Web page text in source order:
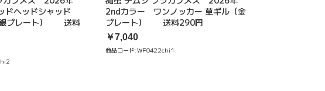
ヘッドシャッド
銀プレート） 送料
2ndカラー ワンノッカー 草ギル（金
プレート） 送料290円
￥7,040
商品コード:WF0422chi1